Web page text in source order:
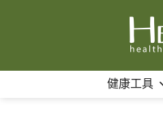
健康工具